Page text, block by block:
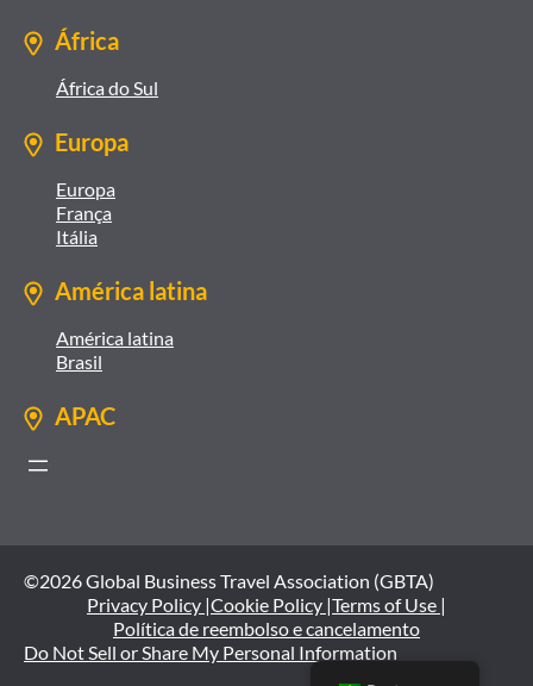
África
África do Sul
Europa
Europa
França
Itália
América latina
América latina
Brasil
APAC
©2026 Global Business Travel Association (GBTA)
Privacy Policy |Cookie Policy |Terms of Use |
Política de reembolso e cancelamento
Do Not Sell or Share My Personal Information